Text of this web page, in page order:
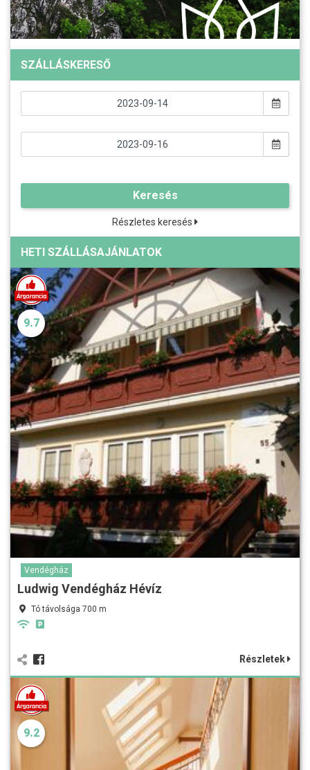
SZÁLLÁSKERESŐ
Keresés
Részletes keresés
HETI SZÁLLÁSAJÁNLATOK
9.7
Vendégház
Ludwig Vendégház Hévíz
Tó távolsága 700 m
Részletek
9.2